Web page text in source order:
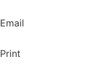
Email
Print